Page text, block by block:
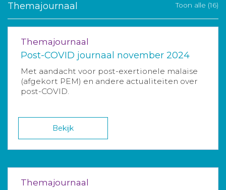
Themajournaal Toon alle (16)
Themajournaal
Post-COVID journaal november 2024
Met aandacht voor post-exertionele malaise
(afgekort PEM) en andere actualiteiten over
post-COVID.
Bekijk
Themajournaal